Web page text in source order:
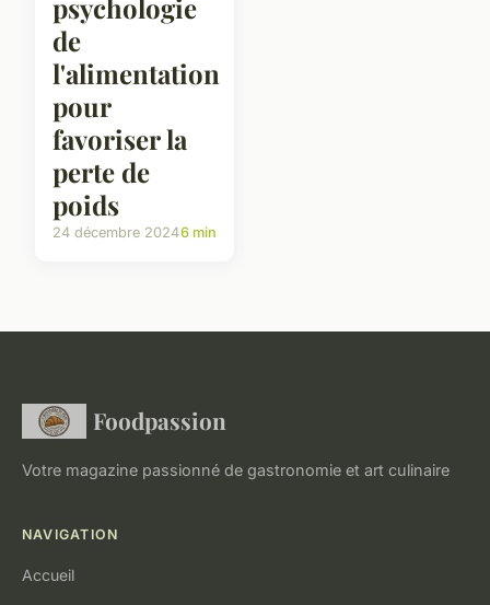
psychologie
de
l'alimentation
pour
favoriser la
perte de
poids
24 décembre 20246 min
Foodpassion
Votre magazine passionné de gastronomie et art culinaire
NAVIGATION
Accueil